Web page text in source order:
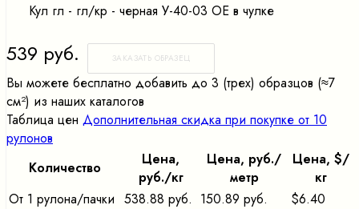
Кул гл - гл/кр - черная У-40-03 ОЕ в чулке
539 руб. ЗАКАЗАТЬ ОБРАЗЕЦ
Вы можете бесплатно добавить до 3 (трех) образцов (≈7
cм²) из наших каталогов
Таблица цен Дополнительная скидка при покупке от 10
рулонов
Количество
Цена,
pуб./кг
Цена, pуб./
метр
Цена, $/
кг
От 1 рулона/пачки 538.88 руб. 150.89 руб.
$6.40